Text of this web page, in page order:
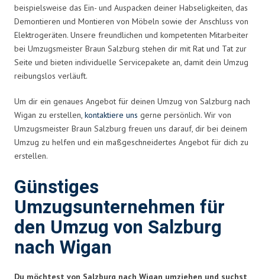
beispielsweise das Ein- und Auspacken deiner Habseligkeiten, das
Demontieren und Montieren von Möbeln sowie der Anschluss von
Elektrogeräten. Unsere freundlichen und kompetenten Mitarbeiter
bei Umzugsmeister Braun Salzburg stehen dir mit Rat und Tat zur
Seite und bieten individuelle Servicepakete an, damit dein Umzug
reibungslos verläuft.
Um dir ein genaues Angebot für deinen Umzug von Salzburg nach
Wigan zu erstellen, kontaktiere uns gerne persönlich. Wir von
Umzugsmeister Braun Salzburg freuen uns darauf, dir bei deinem
Umzug zu helfen und ein maßgeschneidertes Angebot für dich zu
erstellen.
Günstiges
Umzugsunternehmen für
den Umzug von Salzburg
nach Wigan
Du möchtest von Salzburg nach Wigan umziehen und suchst